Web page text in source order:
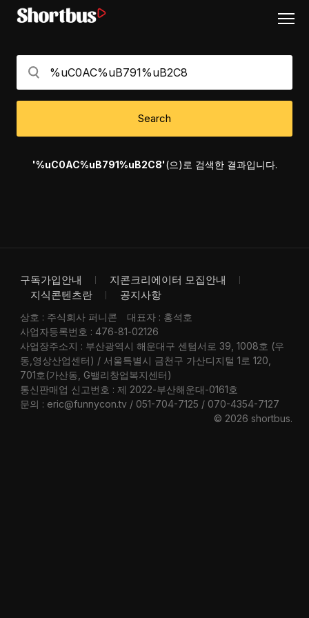
Search
'%uC0AC%uB791%uB2C8'(으)로 검색한 결과입니다.
구독가입안내
지콘크리에이터 모집안내
지식콘텐츠란
공지사항
상호 : 주식회사 퍼니콘
대표자 : 홍석호
사업자등록번호 : 476-81-02126
사업장주소지 : 부산광역시 해운대구 센텀서로 39, 1008호 (우
동,영상산업센터) / 서울특별시 금천구 가산디지털 1로 120,
701호(가산동, G밸리창업복지센터)
통신판매업 신고번호 : 제 2022-부산해운대-0161호
문의 : eric@funnycon.tv / 051-704-7125 / 070-4354-7127
© 2026 shortbus.